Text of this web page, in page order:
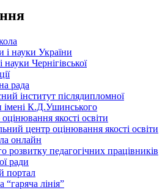
і науки України
науки Чернігівської
рада
інститут післядипломної
імені К.Д.Ушинського
якості освіти
центр оцінювання якості освіти
онлайн
розвитку педагогічних працівників
ради
портал
лінія”